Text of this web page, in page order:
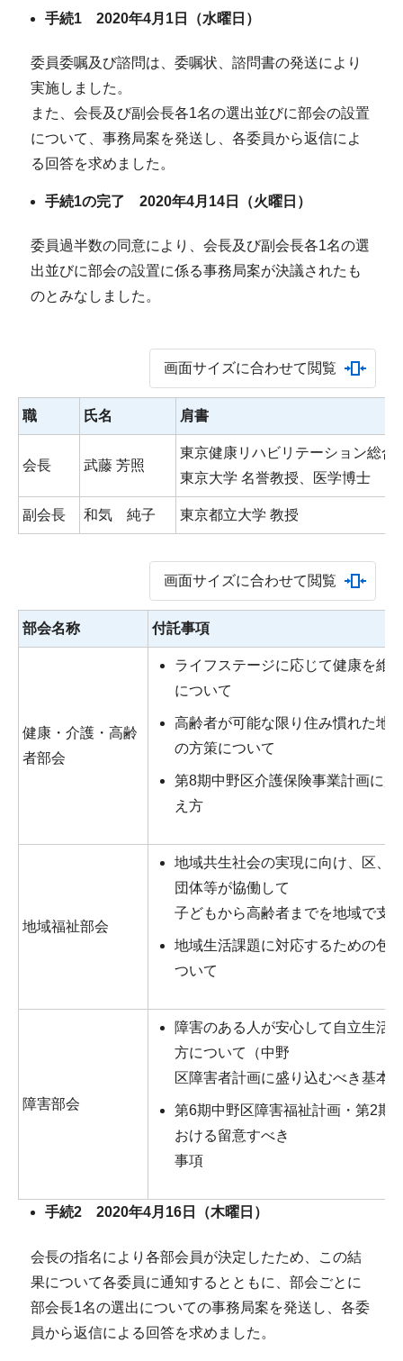
手続1 2020年4月1日（水曜日）
委員委嘱及び諮問は、委嘱状、諮問書の発送により
実施しました。
また、会長及び副会長各1名の選出並びに部会の設置
について、事務局案を発送し、各委員から返信によ
る回答を求めました。
手続1の完了 2020年4月14日（火曜日）
委員過半数の同意により、会長及び副会長各1名の選
出並びに部会の設置に係る事務局案が決議されたも
のとみなしました。
画面サイズに合わせて閲覧
職 氏名 肩書
会長 武藤 芳照
東京健康リハビリテーション総合
東京大学 名誉教授、医学博士
副会長 和気 純子 東京都立大学 教授
画面サイズに合わせて閲覧
部会名称 付託事項
健康・介護・高齢
者部会
ライフステージに応じて健康を維
について
高齢者が可能な限り住み慣れた地
の方策について
第8期中野区介護保険事業計画に
え方
地域福祉部会
地域共生社会の実現に向け、区、
団体等が協働して
子どもから高齢者までを地域で支
地域生活課題に対応するための包
ついて
障害部会
障害のある人が安心して自立生活
方について（中野
区障害者計画に盛り込むべき基本
第6期中野区障害福祉計画・第2期
おける留意すべき
事項
手続2 2020年4月16日（木曜日）
会長の指名により各部会員が決定したため、この結
果について各委員に通知するとともに、部会ごとに
部会長1名の選出についての事務局案を発送し、各委
員から返信による回答を求めました。